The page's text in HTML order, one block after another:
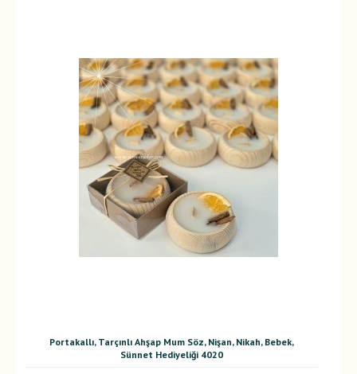
Portakallı, Tarçınlı Ahşap Mum Söz, Nişan, Nikah, Bebek,
Sünnet Hediyeliği 4020